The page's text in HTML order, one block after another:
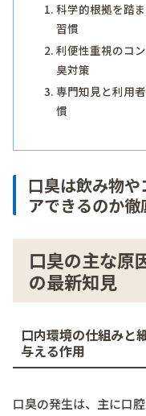
科学的根拠を踏
習慣
利便性重視のコ
臭対策
専門知見と利用
慣
口臭は飲み物
アできるのか徹
口臭の主な原
の最新知見
口内環境の仕組みと
与える作用
口臭の発生は、主に口